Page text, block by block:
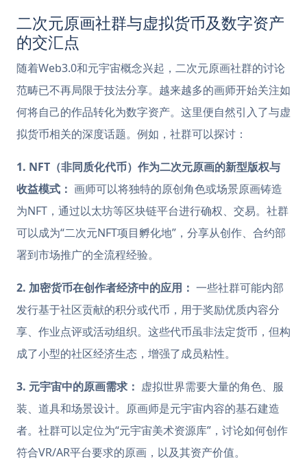
二次元原画社群与虚拟货币及数字资产
的交汇点
随着Web3.0和元宇宙概念兴起，二次元原画社群的讨论
范畴已不再局限于技法分享。越来越多的画师开始关注如
何将自己的作品转化为数字资产。这里便自然引入了与虚
拟货币相关的深度话题。例如，社群可以探讨：
1. NFT（非同质化代币）作为二次元原画的新型版权与
收益模式： 画师可以将独特的原创角色或场景原画铸造
为NFT，通过以太坊等区块链平台进行确权、交易。社群
可以成为“二次元NFT项目孵化地”，分享从创作、合约部
署到市场推广的全流程经验。
2. 加密货币在创作者经济中的应用： 一些社群可能内部
发行基于社区贡献的积分或代币，用于奖励优质内容分
享、作业点评或活动组织。这些代币虽非法定货币，但构
成了小型的社区经济生态，增强了成员粘性。
3. 元宇宙中的原画需求： 虚拟世界需要大量的角色、服
装、道具和场景设计。原画师是元宇宙内容的基石建造
者。社群可以定位为“元宇宙美术资源库”，讨论如何创作
符合VR/AR平台要求的原画，以及其资产价值。